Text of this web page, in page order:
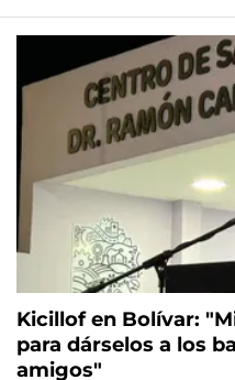
Kicillof en Bolívar:
para dárselos a los
amigos"